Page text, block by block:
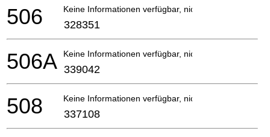
Keine Informationen verfügbar, nicht bestellbar
506 328351
Keine Informationen verfügbar, nicht bestellbar
506A 339042
Keine Informationen verfügbar, nicht bestellbar
508 337108